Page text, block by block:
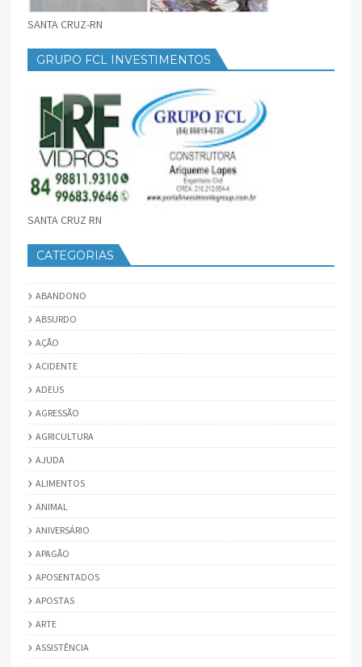
SANTA CRUZ-RN
GRUPO FCL INVESTIMENTOS
SANTA CRUZ RN
CATEGORIAS
ABANDONO
ABSURDO
AÇÃO
ACIDENTE
ADEUS
AGRESSÃO
AGRICULTURA
AJUDA
ALIMENTOS
ANIMAL
ANIVERSÁRIO
APAGÃO
APOSENTADOS
APOSTAS
ARTE
ASSISTÊNCIA